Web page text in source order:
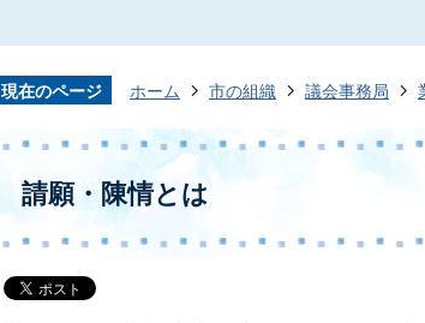
現在のページ ホーム 市の組織 議会事務局
請願・陳情とは